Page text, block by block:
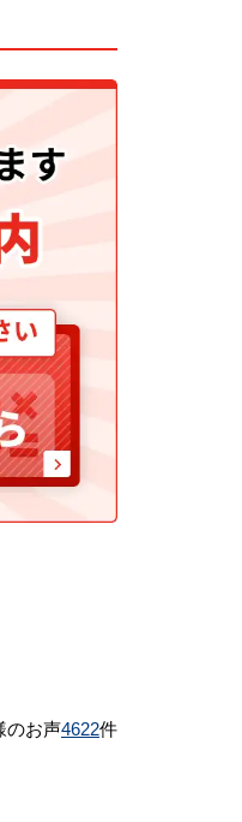
のお声4622件